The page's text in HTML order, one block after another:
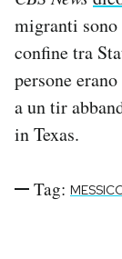
migranti
confine tra
persone
a un tir
in Texas.
Tag: